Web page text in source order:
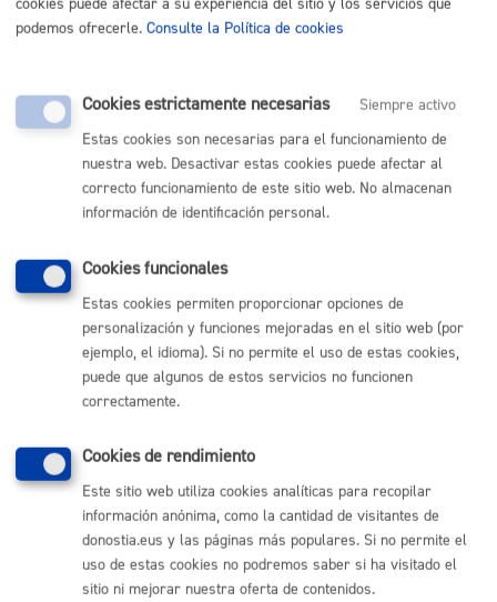
en San Sebastián (jpg o pdf - máximo 1MB) *
Doy expresamente mi consentimiento para recibir
comunicaciones relacionadas con la concesión y/o
revocación de condecoraciones y medallas
concedidas por el Ayuntamiento a la ciudadanía. *
Si No
¿A quién propones? *
¿Cuáles crees que son los méritos a favor de
San Sebastián que ha hecho la persona
candidata para ampliar y reforzar la proyección
de la ciudad?*
podemos ofrecerle. Consulte la Política de cookies
Cookies estrictamente necesarias
Siempre activo
Estas cookies son necesarias para el funcionamiento de
nuestra web. Desactivar estas cookies puede afectar al
correcto funcionamiento de este sitio web. No almacenan
información de identificación personal.
Cookies funcionales
Estas cookies permiten proporcionar opciones de
personalización y funciones mejoradas en el sitio web (por
ejemplo, el idioma). Si no permite el uso de estas cookies,
puede que algunos de estos servicios no funcionen
correctamente.
Cookies de rendimiento
Este sitio web utiliza cookies analíticas para recopilar
información anónima, como la cantidad de visitantes de
donostia.eus y las páginas más populares. Si no permite el
uso de estas cookies no podremos saber si ha visitado el
sitio ni mejorar nuestra oferta de contenidos.